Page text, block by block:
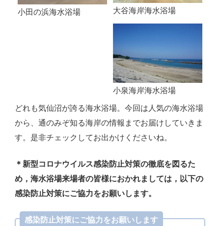
小田の浜海水浴場 大谷海岸海水浴場
小泉海岸海水浴場
どれも気仙沼が誇る海水浴場。今回は人気の海水浴場
から、通のみぞ知る海岸の情報までお届けしていきま
す。是非チェックしてお出かけくださいね。
＊新型コロナウイルス感染防止対策の徹底を図るた
め，海水浴場来場者の皆様におかれましては，以下の
感染防止対策にご協力をお願いします。
感染防止対策にご協力をお願いします